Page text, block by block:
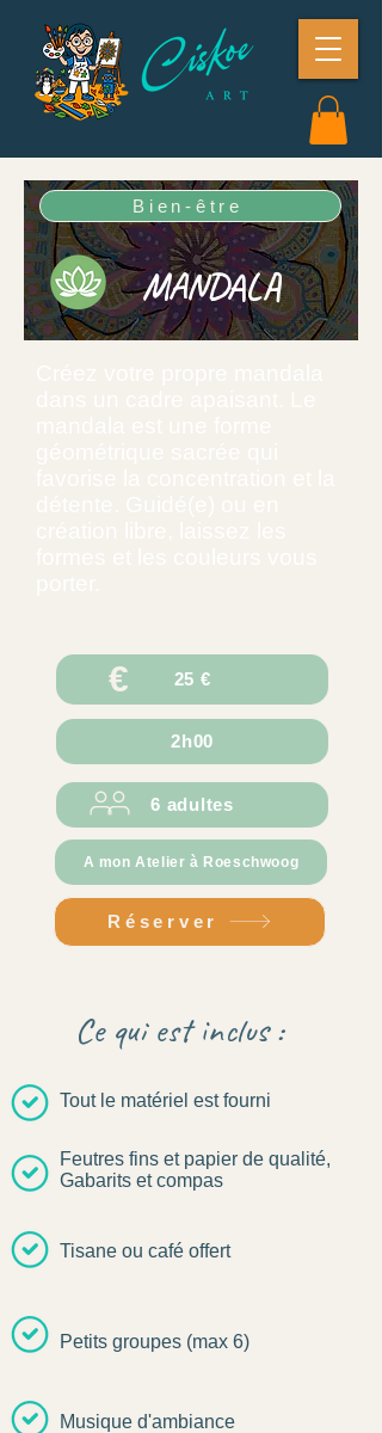
Bien-être
MANDALA
25 €
€
2h00
6 adultes
A mon Atelier à Roeschwoog
Réserver
Ce qui est inclus :
Tout le matériel est fourni
Feutres fins et papier de qualité,
Gabarits et compas
Tisane ou café offert
Petits groupes (max 6)
Musique d'ambiance